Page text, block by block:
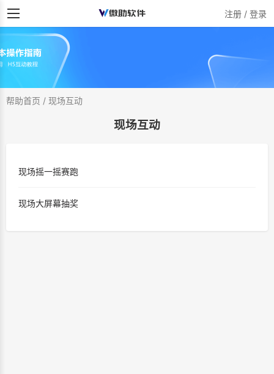
注册 / 登录
帮助首页 / 现场互动
现场互动
现场摇一摇赛跑
现场大屏幕抽奖